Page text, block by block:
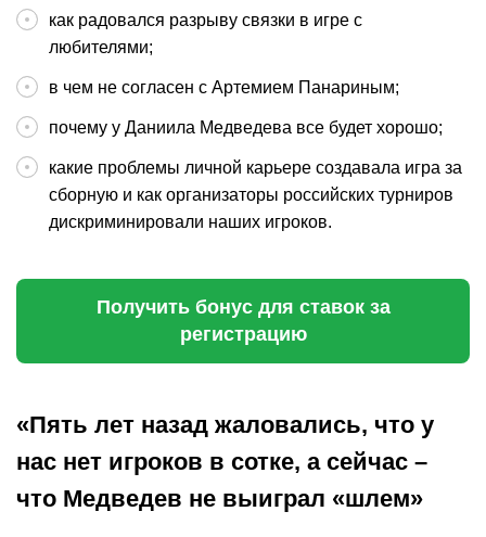
как радовался разрыву связки в игре с
любителями;
в чем не согласен с Артемием Панариным;
почему у Даниила Медведева все будет хорошо;
какие проблемы личной карьере создавала игра за
сборную и как организаторы российских турниров
дискриминировали наших игроков.
Получить бонус для ставок за
регистрацию
«Пять лет назад жаловались, что у
нас нет игроков в сотке, а сейчас –
что Медведев не выиграл «шлем»